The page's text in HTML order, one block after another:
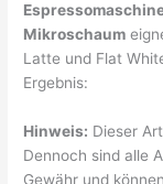
Mikroschaum
Latte und Flat
Ergebnis:
Hinweis: Dieser
Dennoch sind alle
Gewähr und